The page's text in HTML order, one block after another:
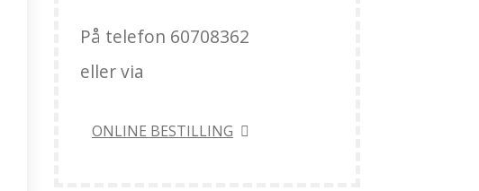
På telefon 60708362
eller via
ONLINE BESTILLING